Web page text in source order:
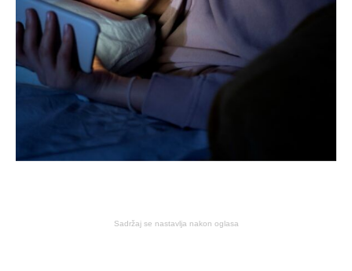
Sadržaj se nastavlja nakon oglasa